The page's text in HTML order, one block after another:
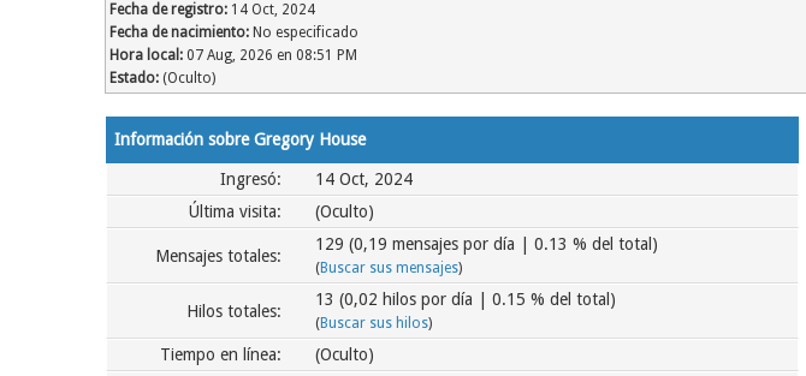
Fecha de registro: 14 Oct, 2024
Fecha de nacimiento: No especificado
Hora local: 07 Aug, 2026 en 08:51 PM
Estado: (Oculto)
Información sobre Gregory House
Ingresó:
14 Oct, 2024
Última visita:
(Oculto)
Mensajes totales:
129 (0,19 mensajes por día | 0.13 % del total)
(Buscar sus mensajes)
Hilos totales:
13 (0,02 hilos por día | 0.15 % del total)
(Buscar sus hilos)
Tiempo en línea:
(Oculto)